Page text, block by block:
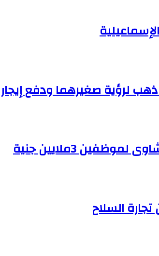
لرؤية صغيرهما ودفع
3ملايين جنية